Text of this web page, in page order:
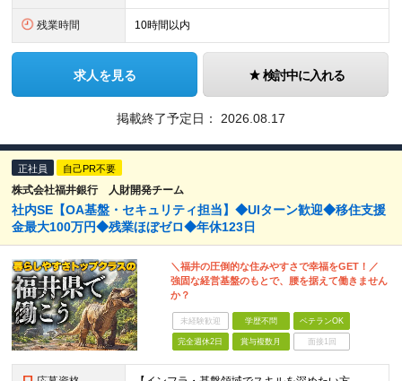
残業時間 10時間以内
求人を見る 検討中に入れる
掲載終了予定日： 2026.08.17
正社員 自己PR不要
株式会社福井銀行 人財開発チーム
社内SE【OA基盤・セキュリティ担当】◆UIターン歓迎◆移住支援
金最大100万円◆残業ほぼゼロ◆年休123日
＼福井の圧倒的な住みやすさで幸福をGET！／
強固な経営基盤のもとで、腰を据えて働きません
か？
未経験歓迎 学歴不問 ベテランOK
完全週休2日 賞与複数月 面接1回